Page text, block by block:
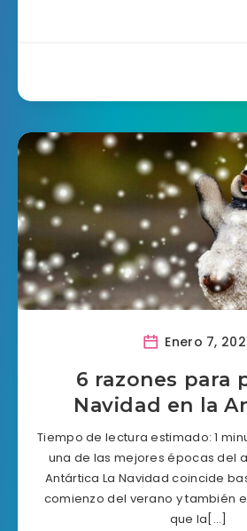
Enero 7,
6 razones para
Navidad en la
Tiempo de lectura estimado: 1
una de las mejores épocas del
Antártica La Navidad coincide
comienzo del verano y también
que la[…]